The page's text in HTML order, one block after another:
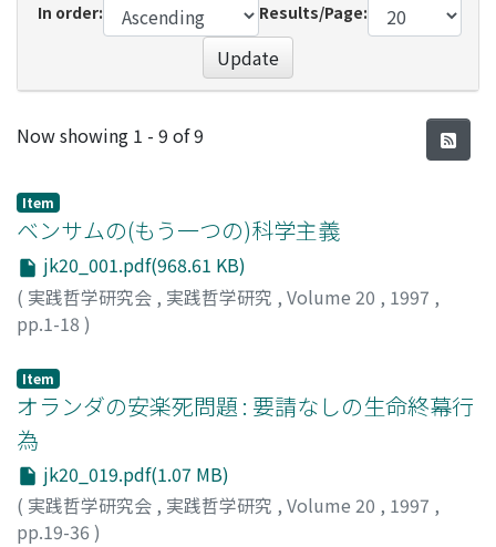
In order:
Results/Page:
Update
Recent Submissions
Now showing 1 - 9 of 9
Item
ベンサムの(もう一つの)科学主義
jk20_001.pdf(968.61 KB)
( 実践哲学研究会 , 実践哲学研究 , Volume 20 , 1997 ,
pp.1-18 )
Item
オランダの安楽死問題 : 要請なしの生命終幕行
為
jk20_019.pdf(1.07 MB)
( 実践哲学研究会 , 実践哲学研究 , Volume 20 , 1997 ,
pp.19-36 )